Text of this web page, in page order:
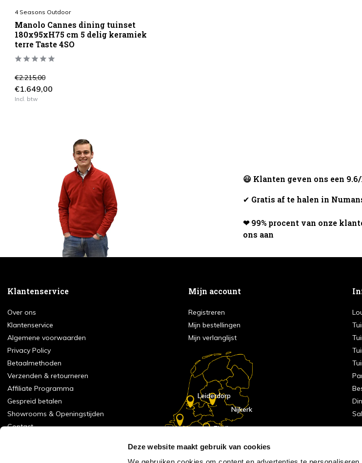
Deze website maakt gebruik van cookies
4 Seasons Outdoor
Manolo Cannes dining tuinset
180x95xH75 cm 5 delig keramiek
terre Taste 4SO
€2.215,00
€1.649,00
Incl. btw
😃 Klanten geven ons een 9.6/
✔ Gratis af te halen in
❤ 99% procent van onze
ons aan
Klantenservice
Over ons
Klantenservice
Algemene voorwaarden
Privacy Policy
Betaalmethoden
Verzenden & retourneren
Affiliate Programma
Gespreid betalen
Showrooms & Openingstijden
Contact
Mijn account
Registreren
Mijn bestellingen
Mijn verlanglijst
Eindhoven
Nijkerk
Leiderdorp